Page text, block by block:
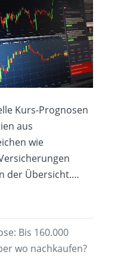
Kurs-Prognosen
aus
wie
der Übersicht.…
Bis 160.000
wo nachkaufen?